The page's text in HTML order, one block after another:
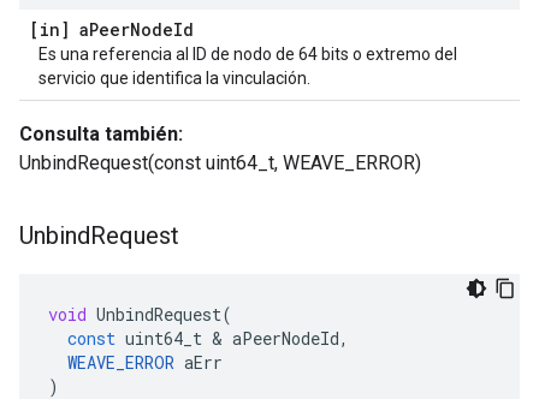
[in] aPeerNodeId
Es una referencia al ID de nodo de 64 bits o extremo del
servicio que identifica la vinculación.
Consulta también:
UnbindRequest(const uint64_t, WEAVE_ERROR)
UnbindRequest
void UnbindRequest(
const uint64_t & aPeerNodeId,
WEAVE_ERROR aErr
)